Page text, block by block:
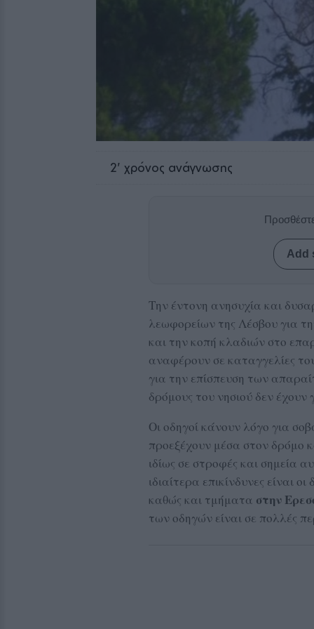
2' χρόνος ανάγνωσης
Add
Την έντονη ανησυχία και
λεωφορείων της Λέσβου για
και την κοπή κλαδιών στο
αναφέρουν σε καταγγελίες
για την επίσπευση των
δρόμους του νησιού δεν έχουν
Οι οδηγοί κάνουν λόγο για
προεξέχουν μέσα στον δρόμο
ιδίως σε στροφές και σημεία
ιδιαίτερα επικίνδυνες είναι οι
καθώς και τμήματα στην
των οδηγών είναι σε πολλές